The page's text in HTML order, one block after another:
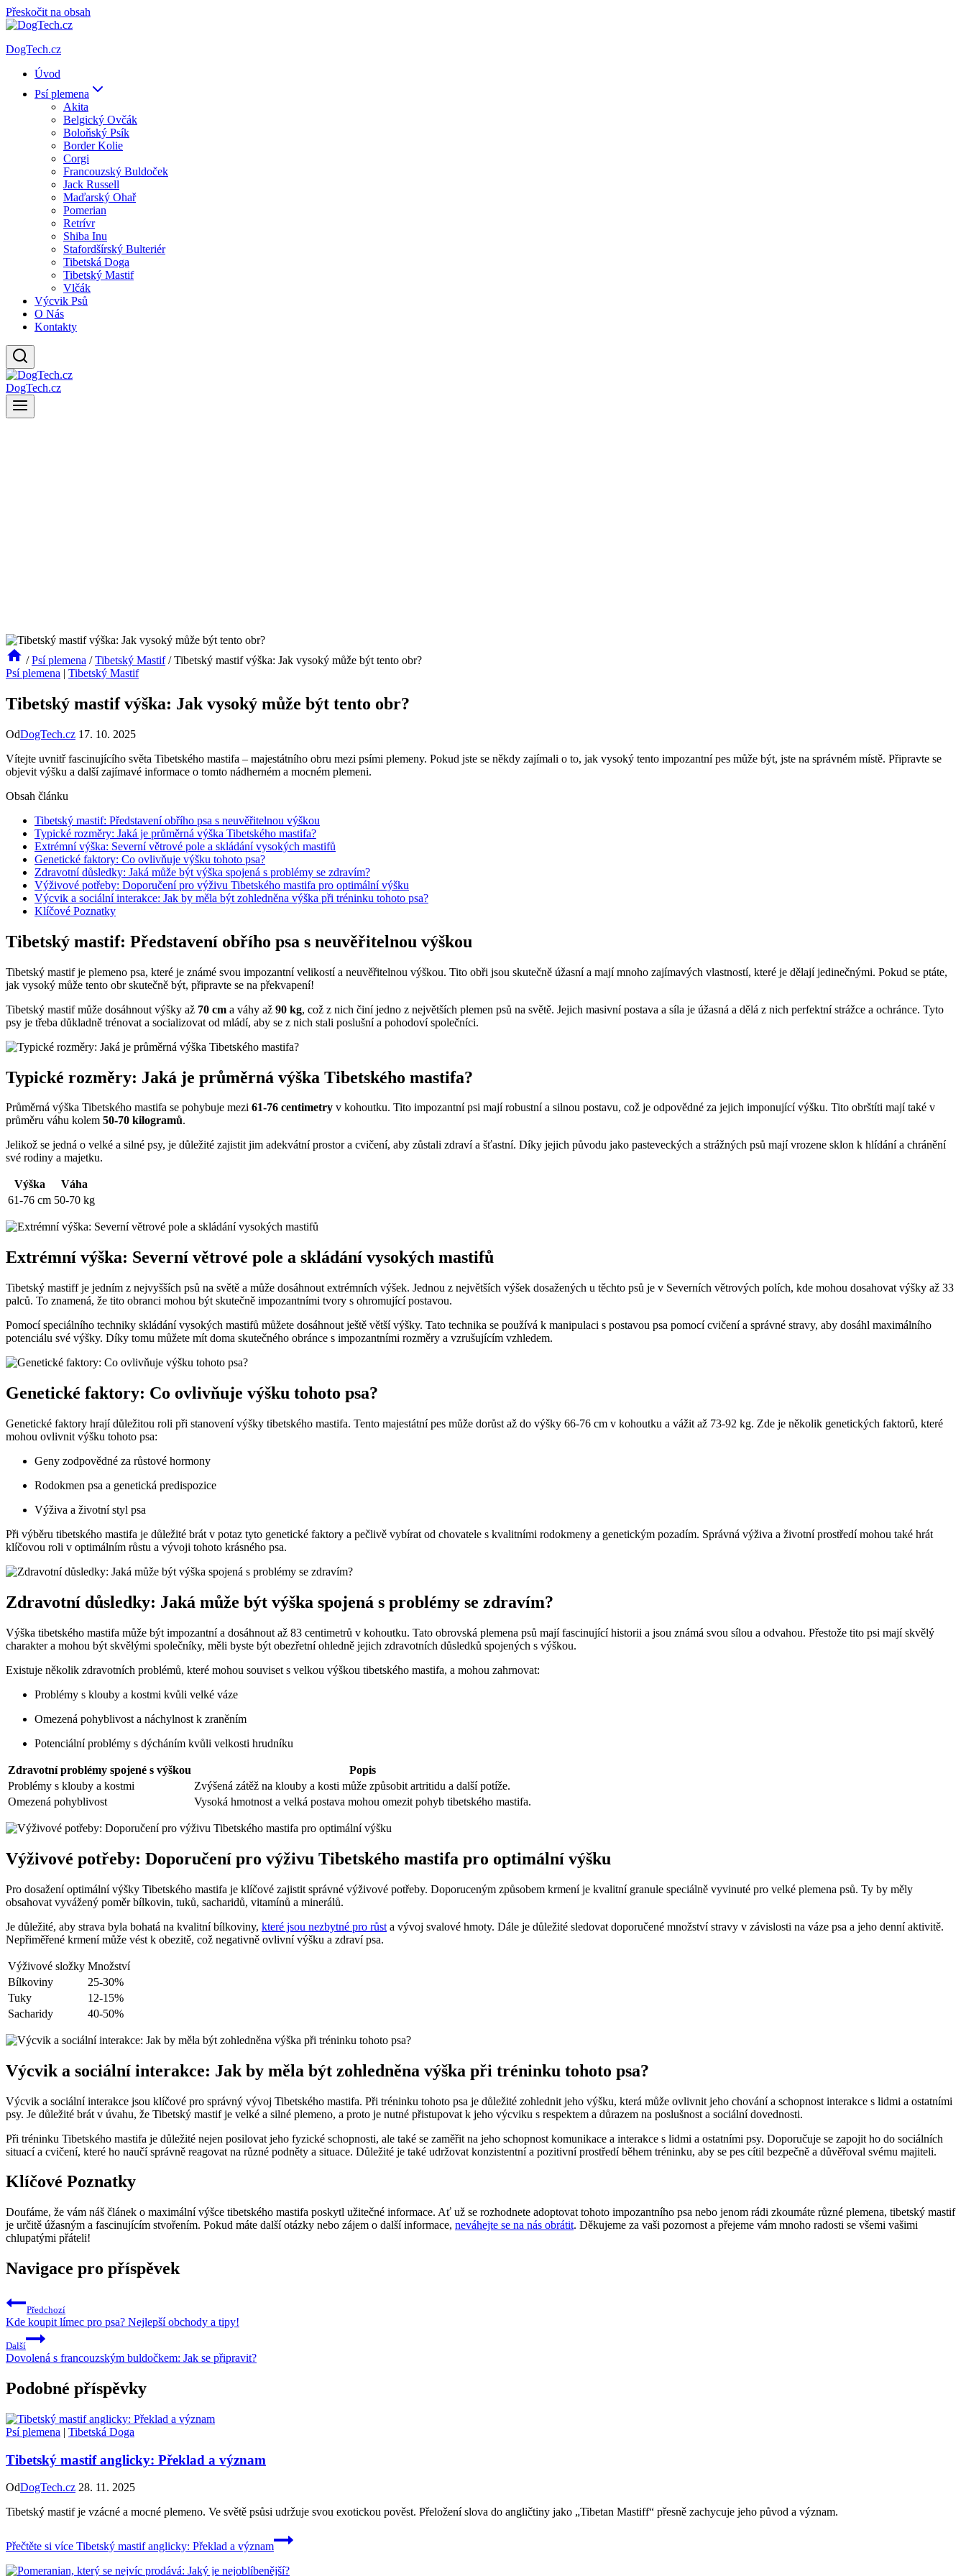
Přeskočit na obsah
DogTech.cz
Úvod
Psí plemena
Akita
Belgický Ovčák
Boloňský Psík
Border Kolie
Corgi
Francouzský Buldoček
Jack Russell
Maďarský Ohař
Pomerian
Retrívr
Shiba Inu
Stafordšírský Bulteriér
Tibetská Doga
Tibetský Mastif
Vlčák
Výcvik Psů
O Nás
Kontakty
DogTech.cz
/ Psí plemena / Tibetský Mastif / Tibetský mastif výška: Jak vysoký může být tento obr?
Psí plemena | Tibetský Mastif
Tibetský mastif výška: Jak vysoký může být tento obr?
OdDogTech.cz 17. 10. 2025
Vítejte uvnitř fascinujícího světa Tibetského mastifa – majestátního obru mezi psími plemeny. Pokud jste se někdy zajímali o to, jak vysoký tento impozantní pes může být, jste na správném místě. Připravte se
objevit výšku a další zajímavé informace o tomto nádherném a mocném plemeni.
Obsah článku
Tibetský mastif: Představení obřího psa s neuvěřitelnou výškou
Typické rozměry: Jaká je průměrná výška Tibetského mastifa?
Extrémní výška: Severní větrové pole a skládání vysokých mastifů
Genetické faktory: Co ovlivňuje výšku tohoto psa?
Zdravotní důsledky: Jaká může být výška spojená s problémy se zdravím?
Výživové potřeby: Doporučení pro výživu Tibetského mastifa pro optimální výšku
Výcvik a sociální interakce: Jak by měla být zohledněna výška při tréninku tohoto psa?
Klíčové Poznatky
Tibetský mastif: Představení obřího psa s neuvěřitelnou výškou
Tibetský mastif je plemeno psa, které je známé svou impozantní velikostí a neuvěřitelnou výškou. Tito obři jsou skutečně úžasní a mají mnoho zajímavých vlastností, které je dělají jedinečnými. Pokud se ptáte,
jak vysoký může tento obr skutečně být, připravte se na překvapení!
Tibetský mastif může dosáhnout výšky až 70 cm a váhy až 90 kg, což z nich činí jedno z největších plemen psů na světě. Jejich masivní postava a síla je úžasná a dělá z nich perfektní strážce a ochránce. Tyto
psy je třeba důkladně trénovat a socializovat od mládí, aby se z nich stali poslušní a pohodoví společníci.
Typické rozměry: Jaká je průměrná výška Tibetského mastifa?
Průměrná výška Tibetského mastifa se pohybuje mezi 61-76 centimetry v kohoutku. Tito impozantní psi mají robustní a silnou postavu, což je odpovědné za jejich imponující výšku. Tito obrštíti mají také v
průměru váhu kolem 50-70 kilogramů.
Jelikož se jedná o velké a silné psy, je důležité zajistit jim adekvátní prostor a cvičení, aby zůstali zdraví a šťastní. Díky jejich původu jako pasteveckých a strážných psů mají vrozene sklon k hlídání a chránění
své rodiny a majetku.
Výška
Váha
61-76 cm 50-70 kg
Extrémní výška: Severní větrové pole a skládání vysokých mastifů
Tibetský mastiff je jedním z nejvyšších psů na světě a může dosáhnout extrémních výšek. Jednou z největších výšek dosažených u těchto psů je v Severních větrových polích, kde mohou dosahovat výšky až 33
palců. To znamená, že tito obranci mohou být skutečně impozantními tvory s ohromující postavou.
Pomocí speciálního techniky skládání vysokých mastifů můžete dosáhnout ještě větší výšky. Tato technika se používá k manipulaci s postavou psa pomocí cvičení a správné stravy, aby dosáhl maximálního
potenciálu své výšky. Díky tomu můžete mít doma skutečného obránce s impozantními rozměry a vzrušujícím vzhledem.
Genetické faktory: Co ovlivňuje výšku tohoto psa?
Genetické faktory hrají důležitou roli při stanovení výšky tibetského mastifa. Tento majestátní pes může dorůst až do výšky 66-76 cm v kohoutku a vážit až 73-92 kg. Zde je několik genetických faktorů, které
mohou ovlivnit výšku tohoto psa:
Geny zodpovědné za růstové hormony
Rodokmen psa a genetická predispozice
Výživa a životní styl psa
Při výběru tibetského mastifa je důležité brát v potaz tyto genetické faktory a pečlivě vybírat od chovatele s kvalitními rodokmeny a genetickým pozadím. Správná výživa a životní prostředí mohou také hrát
klíčovou roli v optimálním růstu a vývoji tohoto krásného psa.
Zdravotní důsledky: Jaká může být výška spojená s problémy se zdravím?
Výška tibetského mastifa může být impozantní a dosáhnout až 83 centimetrů v kohoutku. Tato obrovská plemena psů mají fascinující historii a jsou známá svou sílou a odvahou. Přestože tito psi mají skvělý
charakter a mohou být skvělými společníky, měli byste být obezřetní ohledně jejich zdravotních důsledků spojených s výškou.
Existuje několik zdravotních problémů, které mohou souviset s velkou výškou tibetského mastifa, a mohou zahrnovat:
Problémy s klouby a kostmi kvůli velké váze
Omezená pohyblivost a náchylnost k zraněním
Potenciální problémy s dýcháním kvůli velkosti hrudníku
Zdravotní problémy spojené s výškou
Popis
Problémy s klouby a kostmi
Zvýšená zátěž na klouby a kosti může způsobit artritidu a další potíže.
Omezená pohyblivost
Vysoká hmotnost a velká postava mohou omezit pohyb tibetského mastifa.
Výživové potřeby: Doporučení pro výživu Tibetského mastifa pro optimální výšku
Pro dosažení optimální výšky Tibetského mastifa je klíčové zajistit správné výživové potřeby. Doporuceným způsobem krmení je kvalitní granule speciálně vyvinuté pro velké plemena psů. Ty by měly
obsahovat vyvážený poměr bílkovin, tuků, sacharidů, vitamínů a minerálů.
Je důležité, aby strava byla bohatá na kvalitní bílkoviny, které jsou nezbytné pro růst a vývoj svalové hmoty. Dále je důležité sledovat doporučené množství stravy v závislosti na váze psa a jeho denní aktivitě.
Nepřiměřené krmení může vést k obezitě, což negativně ovlivní výšku a zdraví psa.
Výživové složky Množství
Bílkoviny
25-30%
Tuky
12-15%
Sacharidy
40-50%
Výcvik a sociální interakce: Jak by měla být zohledněna výška při tréninku tohoto psa?
Výcvik a sociální interakce jsou klíčové pro správný vývoj Tibetského mastifa. Při tréninku tohoto psa je důležité zohlednit jeho výšku, která může ovlivnit jeho chování a schopnost interakce s lidmi a ostatními
psy. Je důležité brát v úvahu, že Tibetský mastif je velké a silné plemeno, a proto je nutné přistupovat k jeho výcviku s respektem a důrazem na poslušnost a sociální dovednosti.
Při tréninku Tibetského mastifa je důležité nejen posilovat jeho fyzické schopnosti, ale také se zaměřit na jeho schopnost komunikace a interakce s lidmi a ostatními psy. Doporučuje se zapojit ho do sociálních
situací a cvičení, které ho naučí správně reagovat na různé podněty a situace. Důležité je také udržovat konzistentní a pozitivní prostředí během tréninku, aby se pes cítil bezpečně a důvěřoval svému majiteli.
Klíčové Poznatky
Doufáme, že vám náš článek o maximální výšce tibetského mastifa poskytl užitečné informace. Ať už se rozhodnete adoptovat tohoto impozantního psa nebo jenom rádi zkoumáte různé plemena, tibetský mastif
je určitě úžasným a fascinujícím stvořením. Pokud máte další otázky nebo zájem o další informace, neváhejte se na nás obrátit. Děkujeme za vaši pozornost a přejeme vám mnoho radosti se všemi vašimi
chlupatými přáteli!
Navigace pro příspěvek
Předchozí
Kde koupit límec pro psa? Nejlepší obchody a tipy!
Další
Dovolená s francouzským buldočkem: Jak se připravit?
Podobné příspěvky
Psí plemena | Tibetská Doga
Tibetský mastif anglicky: Překlad a význam
OdDogTech.cz 28. 11. 2025
Tibetský mastif je vzácné a mocné plemeno. Ve světě psůsi udržuje svou exotickou pověst. Přeložení slova do angličtiny jako „Tibetan Mastiff“ přesně zachycuje jeho původ a význam.
Přečtěte si více Tibetský mastif anglicky: Překlad a význam